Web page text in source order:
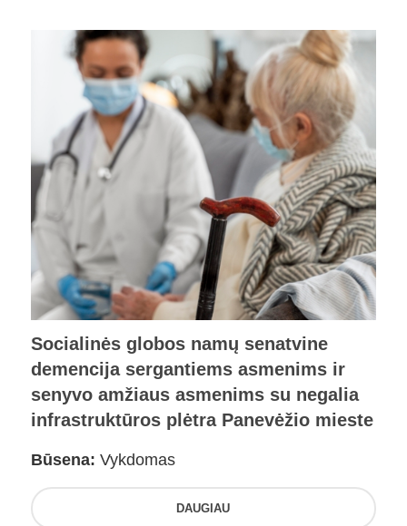
Socialinės globos namų senatvine
demencija sergantiems asmenims ir
senyvo amžiaus asmenims su negalia
infrastruktūros plėtra Panevėžio mieste
Būsena: Vykdomas
DAUGIAU